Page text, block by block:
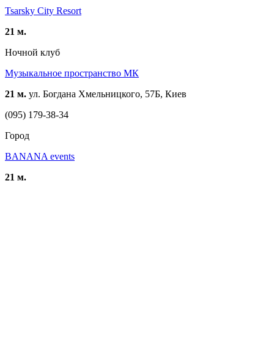
Tsarsky City Resort​
21 м.
Ночной клуб
Музыкальное пространство МК
21 м. ул. Богдана Хмельницкого, 57Б, Киев
(095) 179-38-34
Город
BANANA events
21 м.